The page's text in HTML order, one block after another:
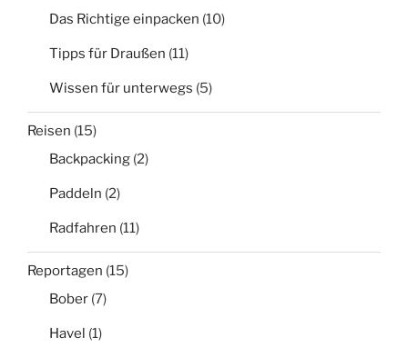
Das Richtige einpacken (10)
Tipps für Draußen (11)
Wissen für unterwegs (5)
Reisen (15)
Backpacking (2)
Paddeln (2)
Radfahren (11)
Reportagen (15)
Bober (7)
Havel (1)